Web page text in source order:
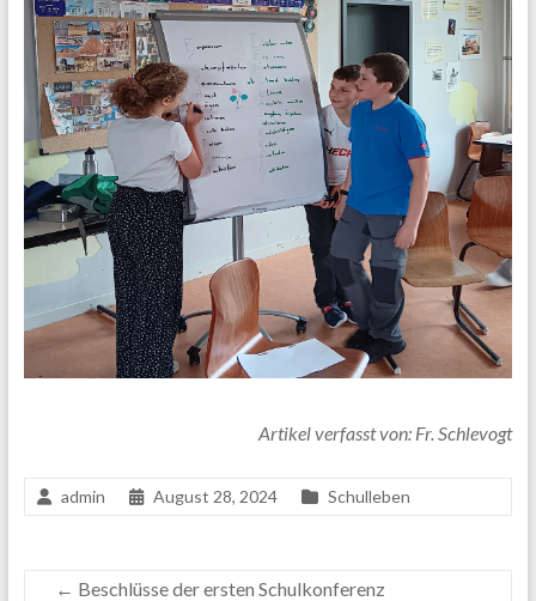
Artikel verfasst von: Fr. Schlevogt
admin August 28, 2024 Schulleben
← Beschlüsse der ersten Schulkonferenz